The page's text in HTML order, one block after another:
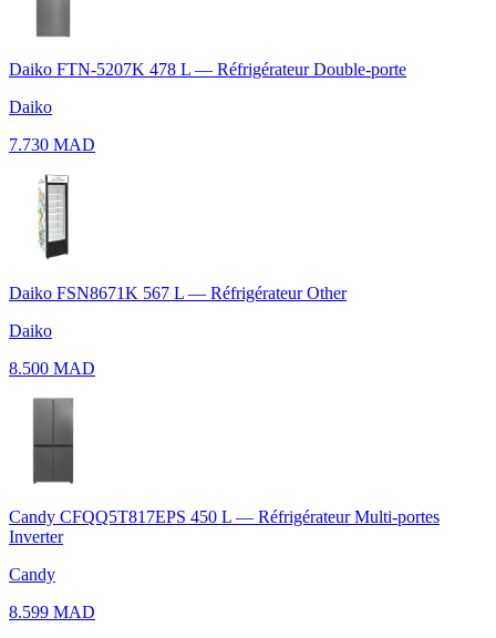
Daiko FTN-5207K 478 L — Réfrigérateur Double-porte
Daiko
7.730 MAD
Daiko FSN8671K 567 L — Réfrigérateur Other
Daiko
8.500 MAD
Candy CFQQ5T817EPS 450 L — Réfrigérateur Multi-portes
Inverter
Candy
8.599 MAD